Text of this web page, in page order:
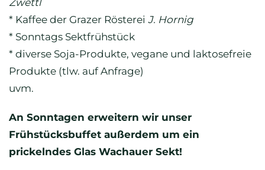
* Kaffee der Grazer Rösterei J. Hornig
* Sonntags Sektfrühstück
* diverse Soja-Produkte, vegane und laktosefreie
Produkte (tlw. auf Anfrage)
uvm.
An Sonntagen erweitern wir unser
Frühstücksbuffet außerdem um ein
prickelndes Glas Wachauer Sekt!